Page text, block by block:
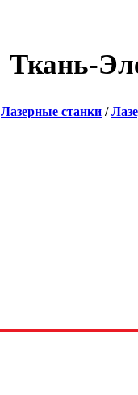
Ткань-
Лазерные станки /